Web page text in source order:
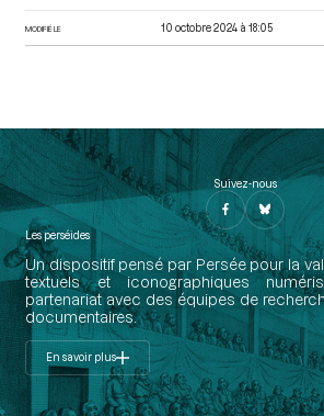
MODIFIÉ LE 10 octobre 2024 à 18:05
Suivez-nous
Les perséides
Un dispositif pensé par Persée pour la
textuels et iconographiques
partenariat avec des équipes de
documentaires.
En savoir plus